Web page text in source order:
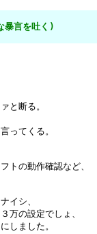
暴言を吐く)
と断る。
ってくる。
トの動作確認など、
イシ、
万の設定でしょ、
しました。